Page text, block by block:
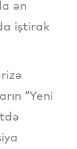
ən
iştirak
“Yeni